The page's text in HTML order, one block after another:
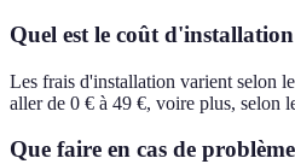
Quel est le coût
Les frais d'installation varient selon
aller de 0 € à 49 €, voire plus, selon
Que faire en cas de